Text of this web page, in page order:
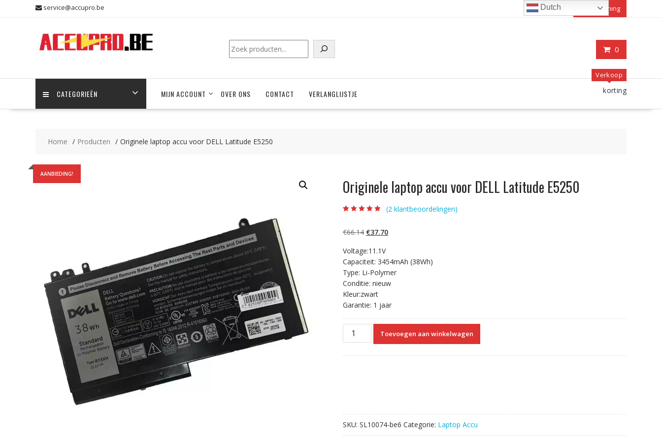
service@accupro.be Mijn rekening
0
Zoeken
CATEGORIEËN MIJN ACCOUNT OVER ONS CONTACT VERLANGLIJSTJE
Verkoop
korting
Home Producten Originele laptop accu voor DELL Latitude E5250
AANBIEDING!
Originele laptop accu voor DELL Latitude E5250
gebaseerd op
klantbeoordelinge
(2 klantbeoordelingen)
€66.14 Oorspronkelijke
was:
€66.14.
€37.70Huidige
€37.70.
Voltage:11.1V
Capaciteit: 3454mAh (38Wh)
Type: Li-Polymer
Conditie: nieuw
Kleur:zwart
Garantie: 1 jaar
Originele
laptop
Toevoegen aan winkelwagen
SKU: SL10074-be6 Categorie: Laptop Accu
Dutch